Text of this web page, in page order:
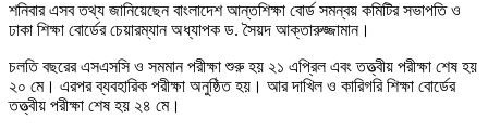
শনিবার এসব তথ্য জানিয়েছেন বাংলাদেশ আন্তশিক্ষা বোর্ড সমন্বয় কমিটির সভাপতি ও
ঢাকা শিক্ষা বোর্ডের চেয়ারম্যান অধ্যাপক ড. সৈয়দ আক্তারুজ্জামান।
চলতি বছরের এসএসসি ও সমমান পরীক্ষা শুরু হয় ২১ এপ্রিল এবং তত্ত্বীয় পরীক্ষা শেষ হয়
২০ মে। এরপর ব্যবহারিক পরীক্ষা অনুষ্ঠিত হয়। আর দাখিল ও কারিগরি শিক্ষা বোর্ডের
তত্ত্বীয় পরীক্ষা শেষ হয় ২৪ মে।